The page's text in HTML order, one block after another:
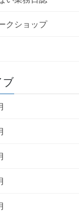
クショップ
ブ